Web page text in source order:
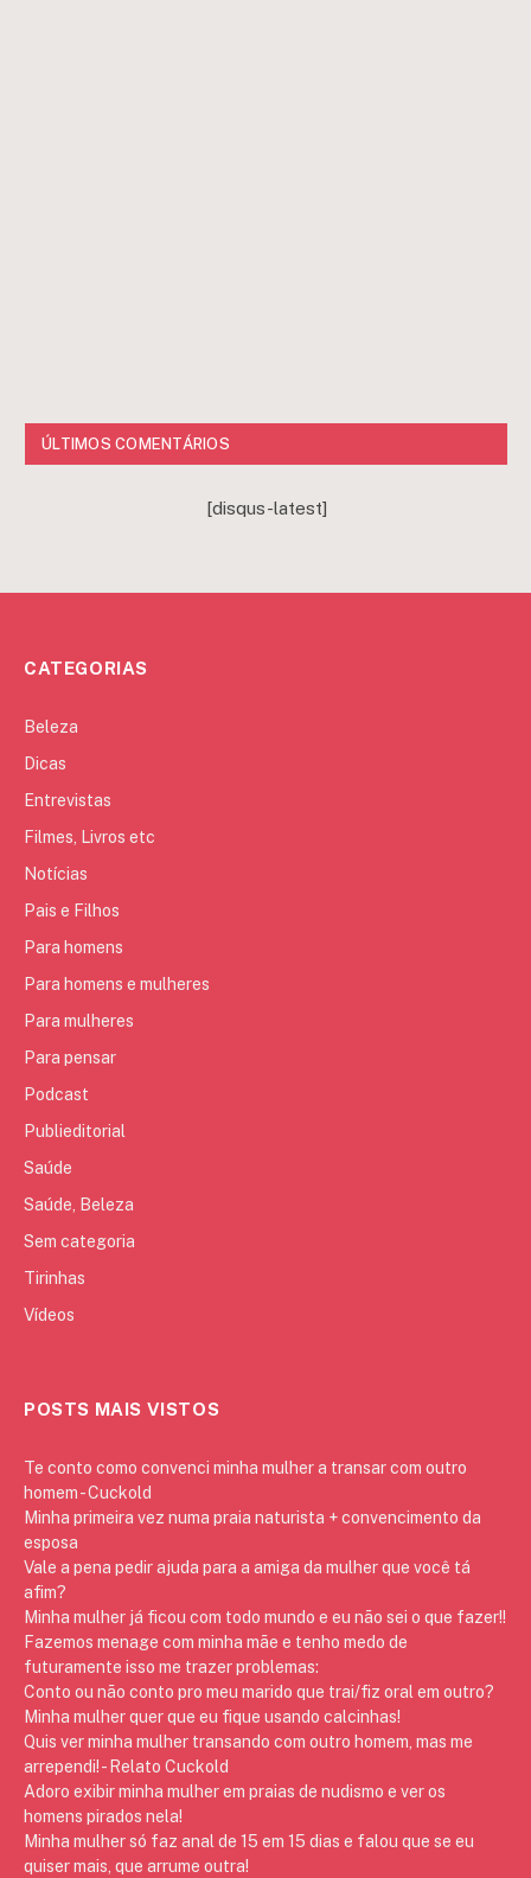
ÚLTIMOS COMENTÁRIOS
[disqus-latest]
CATEGORIAS
Beleza
Dicas
Entrevistas
Filmes, Livros etc
Notícias
Pais e Filhos
Para homens
Para homens e mulheres
Para mulheres
Para pensar
Podcast
Publieditorial
Saúde
Saúde, Beleza
Sem categoria
Tirinhas
Vídeos
POSTS MAIS VISTOS
Te conto como convenci minha mulher a transar com outro
homem - Cuckold
Minha primeira vez numa praia naturista + convencimento da
esposa
Vale a pena pedir ajuda para a amiga da mulher que você tá
afim?
Minha mulher já ficou com todo mundo e eu não sei o que fazer!!
Fazemos menage com minha mãe e tenho medo de
futuramente isso me trazer problemas:
Conto ou não conto pro meu marido que trai/fiz oral em outro?
Minha mulher quer que eu fique usando calcinhas!
Quis ver minha mulher transando com outro homem, mas me
arrependi! - Relato Cuckold
Adoro exibir minha mulher em praias de nudismo e ver os
homens pirados nela!
Minha mulher só faz anal de 15 em 15 dias e falou que se eu
quiser mais, que arrume outra!